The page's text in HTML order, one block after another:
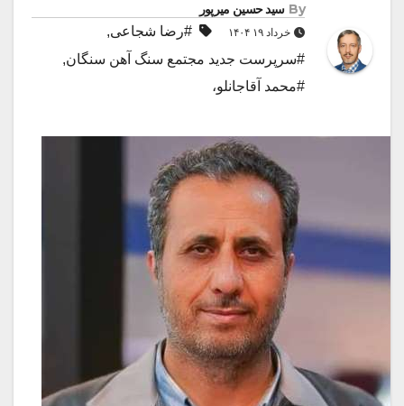
By سید حسین میرپور
خرداد ۱۹ ۱۴۰۴ #رضا شجاعی,
#سرپرست جدید مجتمع سنگ آهن سنگان,
#محمد آقاجانلو،